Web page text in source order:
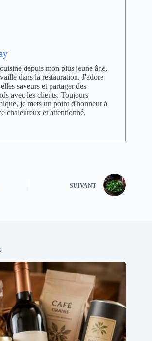
depuis mon plus jeune âge,
dans la restauration. J'adore
saveurs et partager des
avec les clients. Toujours
je mets un point d'honneur à
chaleureux et attentionné.
SUIVANT